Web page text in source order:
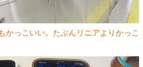
かっこいい。たぶんリニアよりかっこ